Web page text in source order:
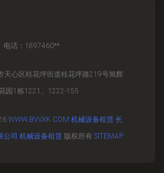
电话：1897460**
天心区桂花坪街道桂花坪路219号旭辉
园1栋1221、1222-155
WWW.BVVXK.COM 机械设备租赁 长
公司 机械设备租赁 版权所有 SITEMAP